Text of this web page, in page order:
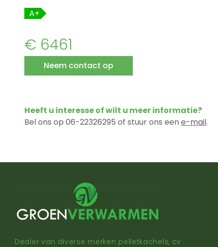
A+
€ 6461
Neem contact op
Heeft u interesse of wilt u meer informatie?
Bel ons op 06-22326295 of stuur ons een e-mail.
Dealer van diverse merken pelletkachels, cv